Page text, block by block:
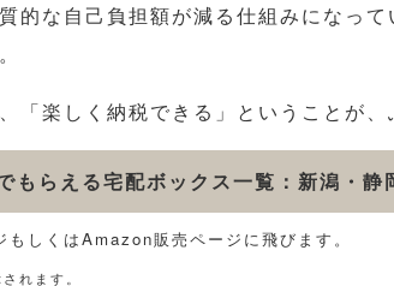
的な自己負担額が減る仕組みになっ
「楽しく納税できる」ということが
もらえる宅配ボックス一覧：新潟・静
もしくはAmazon販売ページに飛びます。
れます。